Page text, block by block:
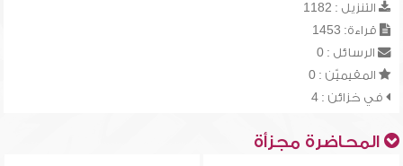
التنزيل : 1182
قراءة: 1453
الرسائل : 0
المقيميّن : 0
في خزائن : 4
المحاضرة مجزأة